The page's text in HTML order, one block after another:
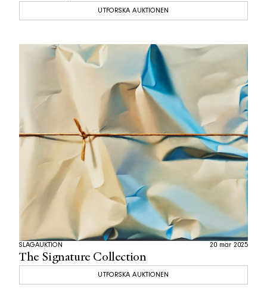
UTFORSKA AUKTIONEN
The Signature Collection
SLAGAUKTION 20 mar 2025
UTFORSKA AUKTIONEN